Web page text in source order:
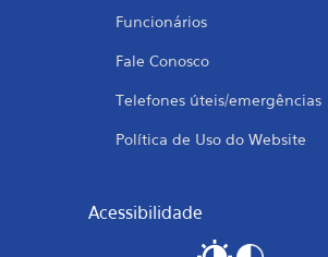
Funcionários
Fale Conosco
Telefones úteis/emergências
Política de Uso do Website
Acessibilidade